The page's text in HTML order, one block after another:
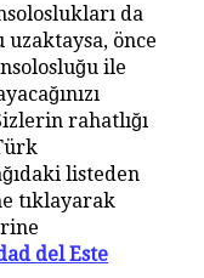
da
önce
ile
rahatlığı
listeden
tıklayarak
del Este